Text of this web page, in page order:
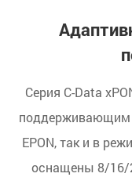
Серия C-Data
поддерживающим
EPON, так и в
оснащены 8/16/